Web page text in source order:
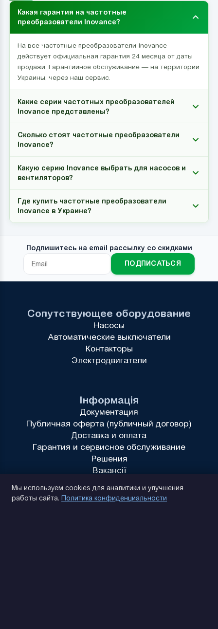
Какая гарантия на частотные
преобразователи Inovance?
На все частотные преобразователи Inovance
действует официальная гарантия 24 месяца от даты
продажи. Гарантийное обслуживание — на территории
Украины, через наш сервис.
Какие серии частотных преобразователей
Inovance представлены?
Сколько стоят частотные преобразователи
Inovance?
Какую серию Inovance выбрать для насосов и
вентиляторов?
Где купить частотные преобразователи
Inovance в Украине?
Подпишитесь на email рассылку со скидками
ПОДПИСАТЬСЯ
Інформація
Документация
Публичная оферта (публичный договор)
Доставка и оплата
Гарантия и сервисное обслуживание
Решения
Вакансії
Сопутствующее оборудование
Насосы
Автоматические выключатели
Контакторы
Электродвигатели
Мы используем cookies для аналитики и улучшения
работы сайта. Политика конфиденциальности